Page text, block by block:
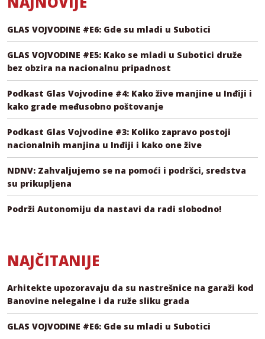
GLAS VOJVODINE #E6: Gde su mladi u Subotici
GLAS VOJVODINE #E5: Kako se mladi u Subotici druže
bez obzira na nacionalnu pripadnost
Podkast Glas Vojvodine #4: Kako žive manjine u Inđiji i
kako grade međusobno poštovanje
Podkast Glas Vojvodine #3: Koliko zapravo postoji
nacionalnih manjina u Inđiji i kako one žive
NDNV: Zahvaljujemo se na pomoći i podršci, sredstva
su prikupljena
Podrži Autonomiju da nastavi da radi slobodno!
NAJČITANIJE
Arhitekte upozoravaju da su nastrešnice na garaži kod
Banovine nelegalne i da ruže sliku grada
GLAS VOJVODINE #E6: Gde su mladi u Subotici